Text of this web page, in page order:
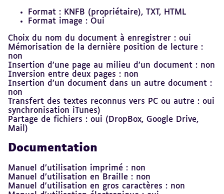
Format : KNFB (propriétaire), TXT, HTML
Format image : Oui
Choix du nom du document à enregistrer : oui
Mémorisation de la dernière position de lecture :
non
Insertion d’une page au milieu d’un document : non
Inversion entre deux pages : non
Insertion d’un document dans un autre document :
non
Transfert des textes reconnus vers PC ou autre : oui
synchronisation iTunes)
Partage de fichiers : oui (DropBox, Google Drive,
Mail)
Documentation
Manuel d’utilisation imprimé : non
Manuel d’utilisation en Braille : non
Manuel d'utilisation en gros caractères : non